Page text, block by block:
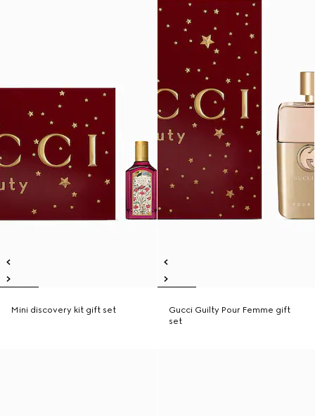
Mini discovery kit gift set
Gucci Guilty Pour Femme gift
set